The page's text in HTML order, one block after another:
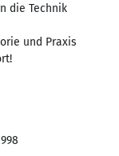
die Technik
und Praxis